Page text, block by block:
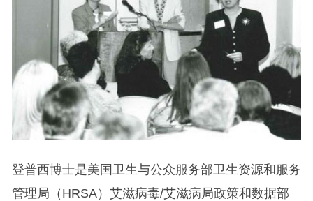
登普西博士是美国卫生与公众服务部卫生资源和服务
管理局（HRSA）艾滋病毒/艾滋病局政策和数据部